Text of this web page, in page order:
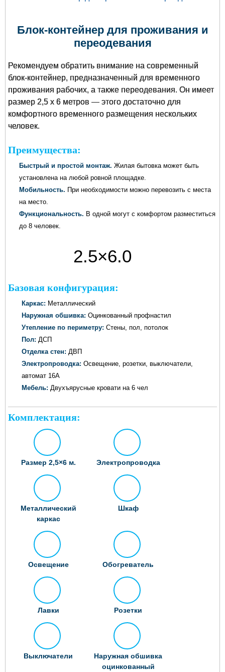
Блок-контейнер для проживания и
переодевания
Рекомендуем обратить внимание на современный
блок-контейнер, предназначенный для временного
проживания рабочих, а также переодевания. Он имеет
размер 2,5 х 6 метров — этого достаточно для
комфортного временного размещения нескольких
человек.
Преимущества:
Быстрый и простой монтаж. Жилая бытовка может быть
установлена на любой ровной площадке.
Мобильность. При необходимости можно перевозить с места
на место.
Функциональность. В одной могут с комфортом разместиться
до 8 человек.
2.5×6.0
Базовая конфигурация:
Каркас: Металлический
Наружная обшивка: Оцинкованный профнастил
Утепление по периметру: Стены, пол, потолок
Пол: ДСП
Отделка стен: ДВП
Электропроводка: Освещение, розетки, выключатели,
автомат 16А
Мебель: Двухъярусные кровати на 6 чел
Комплектация:
Размер 2,5×6 м. Электропроводка
Металлический
каркас
Шкаф
Освещение Обогреватель
Лавки Розетки
Выключатели
Наружная обшивка
оцинкованный